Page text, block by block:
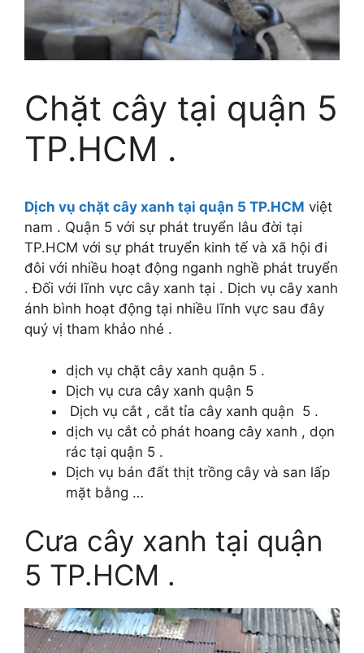
Chặt cây tại quận 5
TP.HCM .
Dịch vụ chặt cây xanh tại quận 5 TP.HCM việt
nam . Quận 5 với sự phát truyển lâu đời tại
TP.HCM với sự phát truyển kinh tế và xã hội đi
đôi với nhiều hoạt động nganh nghề phát truyển
. Đối với lĩnh vực cây xanh tại . Dịch vụ cây xanh
ánh bình hoạt động tại nhiều lĩnh vực sau đây
quý vị tham khảo nhé .
dịch vụ chặt cây xanh quận 5 .
Dịch vụ cưa cây xanh quận 5
Dịch vụ cắt , cắt tỉa cây xanh quận 5 .
dịch vụ cắt cỏ phát hoang cây xanh , dọn
rác tại quận 5 .
Dịch vụ bán đất thịt trồng cây và san lấp
mặt bằng …
Cưa cây xanh tại quận
5 TP.HCM .